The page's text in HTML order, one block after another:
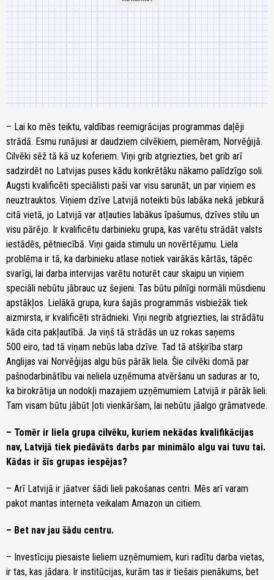
– Lai ko mēs teiktu, valdības reemigrācijas programmas daļēji
strādā. Esmu runājusi ar daudziem cilvēkiem, piemēram, Norvēģijā.
Cilvēki sēž tā kā uz koferiem. Viņi grib atgriezties, bet grib arī
sadzirdēt no Latvijas puses kādu konkrētāku nākamo palīdzīgo soli.
Augsti kvalificēti speciālisti paši var visu sarunāt, un par viņiem es
neuztrauktos. Viņiem dzīve Latvijā noteikti būs labāka nekā jebkurā
citā vietā, jo Latvijā var atļauties labākus īpašumus, dzīves stilu un
visu pārējo. Ir kvalificētu darbinieku grupa, kas varētu strādāt valsts
iestādēs, pētniecībā. Viņi gaida stimulu un novērtējumu. Liela
problēma ir tā, ka darbinieku atlase notiek vairākās kārtās, tāpēc
svarīgi, lai darba intervijas varētu noturēt caur skaipu un viņiem
speciāli nebūtu jābrauc uz šejieni. Tas būtu pilnīgi normāli mūsdienu
apstākļos. Lielākā grupa, kura šajās programmās visbiežāk tiek
aizmirsta, ir kvalificēti strādnieki. Viņi negrib atgriezties, lai strādātu
kāda cita pakļautībā. Ja viņš tā strādās un uz rokas saņems
500 eiro, tad tā viņam nebūs laba dzīve. Tad tā atšķirība starp
Anglijas vai Norvēģijas algu būs pārāk liela. Šie cilvēki domā par
pašnodarbinātību vai neliela uzņēmuma atvēršanu un saduras ar to,
ka birokrātija un nodokļi mazajiem uzņēmumiem Latvijā ir pārāk lieli.
Tam visam būtu jābūt ļoti vienkāršam, lai nebūtu jāalgo grāmatvede.
– Tomēr ir liela grupa cilvēku, kuriem nekādas kvalifikācijas
nav, Latvijā tiek piedāvāts darbs par minimālo algu vai tuvu tai.
Kādas ir šīs grupas iespējas?
– Arī Latvijā ir jāatver šādi lieli pakošanas centri. Mēs arī varam
pakot mantas interneta veikalam Amazon un citiem.
– Bet nav jau šādu centru.
– Investīciju piesaiste lieliem uzņēmumiem, kuri radītu darba vietas,
ir tas, kas jādara. Ir institūcijas, kurām tas ir tiešais pienākums, bet